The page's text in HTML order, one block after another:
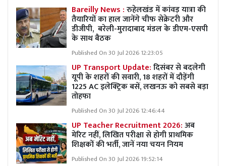
Bareilly News :रुहेलखंड में कांवड़ यात्रा की
तैयारियों का हाल जानेंगे चीफ सेक्रेटरी और
डीजीपी, बरेली-मुरादाबाद मंडल के डीएम-एसपी
के साथ बैठक
Published On 30 Jul 2026 12:23:05
UP Transport Update:दिसंबर से बदलेगी
यूपी के शहरों की सवारी, 18 शहरों में दौड़ेंगी
1225 AC इलेक्ट्रिक बसें, लखनऊ को सबसे बड़ा
तोहफा
Published On 30 Jul 2026 12:46:44
UP Teacher Recruitment 2026:अब
मेरिट नहीं, लिखित परीक्षा से होगी प्राथमिक
शिक्षकों की भर्ती, जानें नया चयन नियम
Published On 30 Jul 2026 19:52:14